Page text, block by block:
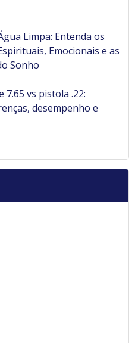
Limpa: Entenda os
Emocionais e as
Sonho
7.65 vs pistola .22:
desempenho e